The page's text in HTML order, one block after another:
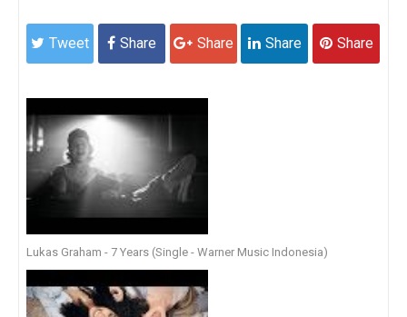
Tweet Share Share Share Share
Lukas Graham - 7 Years (Single - Warner Music Indonesia)